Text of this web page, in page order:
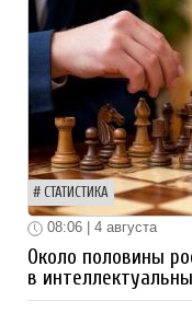
СТАТИСТИКА
08:06 | 4 августа
Около половины
в